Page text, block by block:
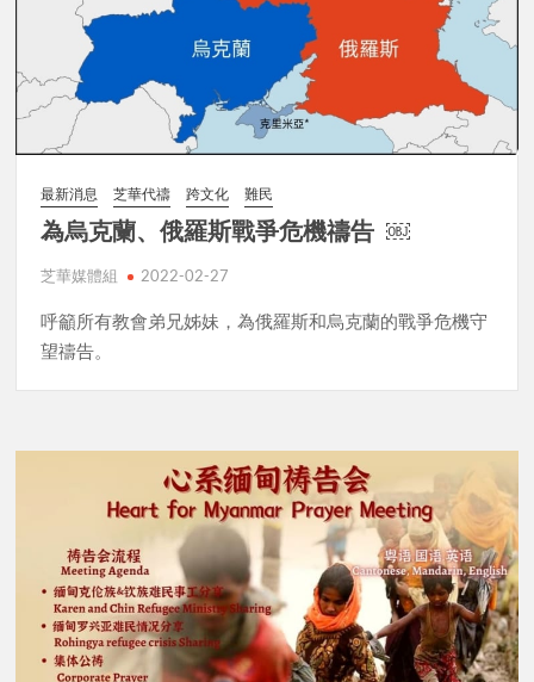
最新消息 芝華代禱 跨文化 難民
為烏克蘭、俄羅斯戰爭危機禱告 ￼
芝華媒體組 2022-02-27
呼籲所有教會弟兄姊妹，為俄羅斯和烏克蘭的戰爭危機守
望禱告。